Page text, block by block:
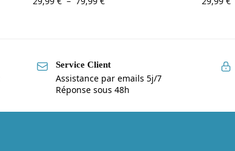
Service Client
Assistance par emails 5j/7
Réponse sous 48h